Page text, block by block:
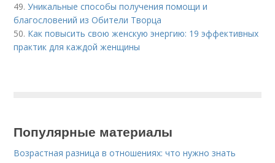
49.Уникальные способы получения помощи и
благословений из Обители Творца
50. Как повысить свою женскую энергию: 19 эффективных
практик для каждой женщины
Популярные материалы
Возрастная разница в отношениях: что нужно знать